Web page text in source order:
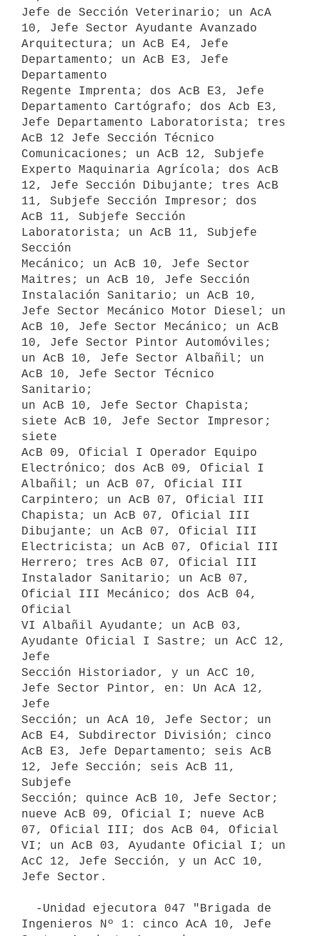
Jefe de Sección Veterinario; un AcA
10, Jefe Sector Ayudante Avanzado
Arquitectura; un AcB E4, Jefe
Departamento; un AcB E3, Jefe
Departamento
Regente Imprenta; dos AcB E3, Jefe
Departamento Cartógrafo; dos Acb E3,
Jefe Departamento Laboratorista; tres
AcB 12 Jefe Sección Técnico
Comunicaciones; un AcB 12, Subjefe
Experto Maquinaria Agrícola; dos AcB
12, Jefe Sección Dibujante; tres AcB
11, Subjefe Sección Impresor; dos
AcB 11, Subjefe Sección
Laboratorista; un AcB 11, Subjefe
Sección
Mecánico; un AcB 10, Jefe Sector
Maitres; un AcB 10, Jefe Sección
Instalación Sanitario; un AcB 10,
Jefe Sector Mecánico Motor Diesel; un
AcB 10, Jefe Sector Mecánico; un AcB
10, Jefe Sector Pintor Automóviles;
un AcB 10, Jefe Sector Albañil; un
AcB 10, Jefe Sector Técnico
Sanitario;
un AcB 10, Jefe Sector Chapista;
siete AcB 10, Jefe Sector Impresor;
siete
AcB 09, Oficial I Operador Equipo
Electrónico; dos AcB 09, Oficial I
Albañil; un AcB 07, Oficial III
Carpintero; un AcB 07, Oficial III
Chapista; un AcB 07, Oficial III
Dibujante; un AcB 07, Oficial III
Electricista; un AcB 07, Oficial III
Herrero; tres AcB 07, Oficial III
Instalador Sanitario; un AcB 07,
Oficial III Mecánico; dos AcB 04,
Oficial
VI Albañil Ayudante; un AcB 03,
Ayudante Oficial I Sastre; un AcC 12,
Jefe
Sección Historiador, y un AcC 10,
Jefe Sector Pintor, en: Un AcA 12,
Jefe
Sección; un AcA 10, Jefe Sector; un
AcB E4, Subdirector División; cinco
AcB E3, Jefe Departamento; seis AcB
12, Jefe Sección; seis AcB 11,
Subjefe
Sección; quince AcB 10, Jefe Sector;
nueve AcB 09, Oficial I; nueve AcB
07, Oficial III; dos AcB 04, Oficial
VI; un AcB 03, Ayudante Oficial I; un
AcC 12, Jefe Sección, y un AcC 10,
Jefe Sector.
Ingenieros Nº 1: cinco AcA 10, Jefe